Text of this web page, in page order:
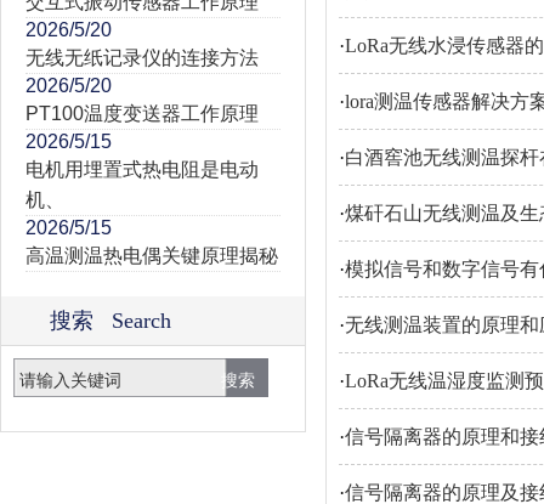
2026/5/20
无线无纸记录仪的连接方法
2026/5/20
PT100温度变送器工作原理
2026/5/15
电机用埋置式热电阻是电动
机、
2026/5/15
高温测温热电偶关键原理揭秘
搜索 Search
·LoRa无线水浸传感器
·lora测温传感器解决方
·白酒窖池无线测温探
·煤矸石山无线测温及
·模拟信号和数字信号有
·无线测温装置的原理和
·LoRa无线温湿度监测
·信号隔离器的原理和接
·信号隔离器的原理及接